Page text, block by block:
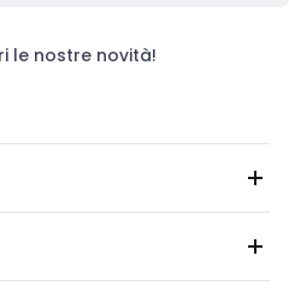
le nostre novità!